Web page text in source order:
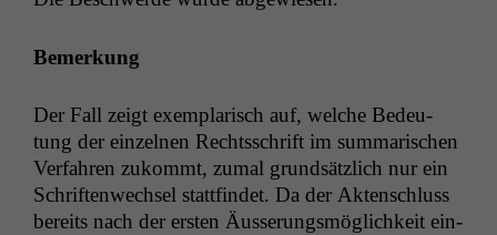
Bemerkung
Der Fall zeigt exem­plar­isch auf, welche Bedeu­
tung der einzel­nen Rechtss­chrift im sum­marischen
Ver­fahren zukommt, zumal grund­sät­zlich nur ein
Schriften­wech­sel stat­tfind­et. Da der Akten­schluss
bere­its nach der ersten Äusserungsmöglichkeit ein­